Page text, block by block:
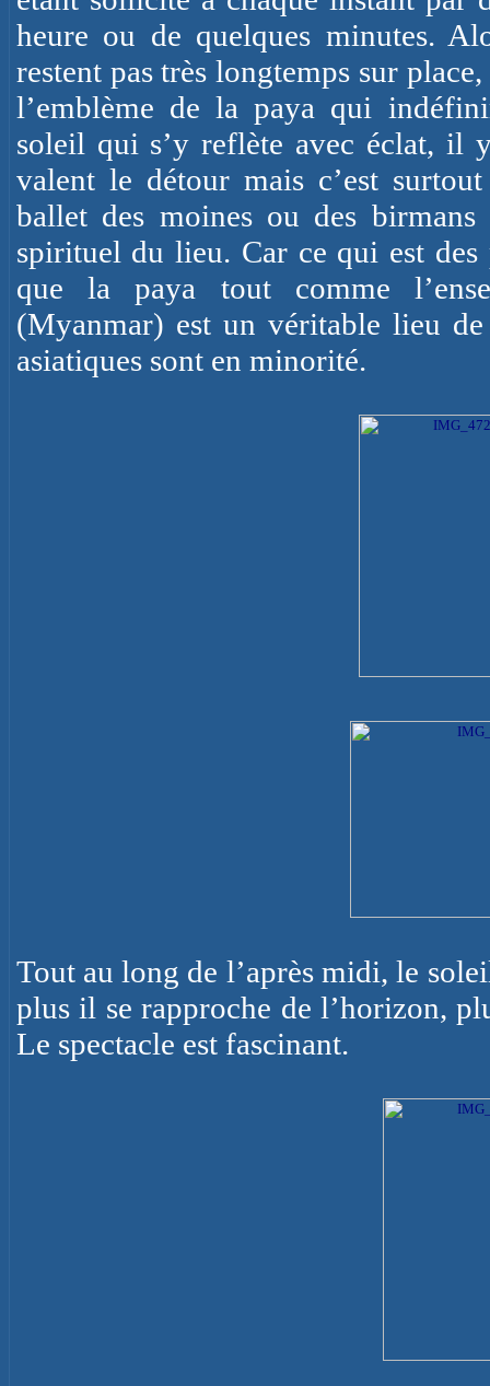
heure ou de quelques minutes.
restent pas très longtemps sur
l’emblème de la paya qui
soleil qui s’y reflète avec éclat, il
valent le détour mais c’est
ballet des moines ou des
spirituel du lieu. Car ce qui est des
que la paya tout comme
(Myanmar) est un véritable lieu
asiatiques sont en minorité.
Tout au long de l’après midi, le
plus il se rapproche de l’horizon,
Le spectacle est fascinant.